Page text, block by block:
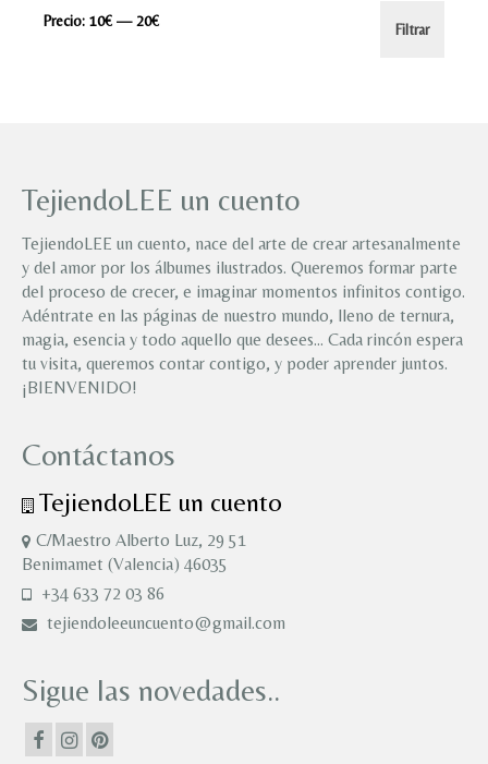
Precio
Precio
Filtrar
Precio: 10€ — 20€
TejiendoLEE un cuento
TejiendoLEE un cuento, nace del arte de crear artesanalmente
y del amor por los álbumes ilustrados. Queremos formar parte
del proceso de crecer, e imaginar momentos infinitos contigo.
Adéntrate en las páginas de nuestro mundo, lleno de ternura,
magia, esencia y todo aquello que desees… Cada rincón espera
tu visita, queremos contar contigo, y poder aprender juntos.
¡BIENVENIDO!
Contáctanos
TejiendoLEE un cuento
C/Maestro Alberto Luz, 29 51
Benimamet (Valencia) 46035
+34 633 72 03 86
tejiendoleeuncuento@gmail.com
Sigue las novedades..